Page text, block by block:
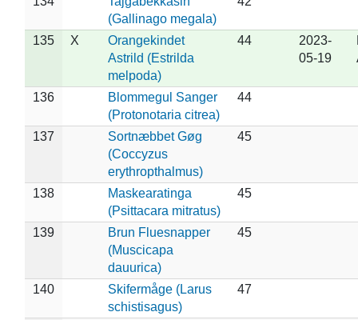
(Gallinago megala)
135 X
Orangekindet
Astrild (Estrilda
melpoda)
44
2023-
05-19
136
Blommegul Sanger
(Protonotaria citrea)
44
137
Sortnæbbet Gøg
(Coccyzus
erythropthalmus)
45
138
Maskearatinga
(Psittacara mitratus)
45
139
Brun Fluesnapper
(Muscicapa
dauurica)
45
140
Skifermåge (Larus
schistisagus)
47